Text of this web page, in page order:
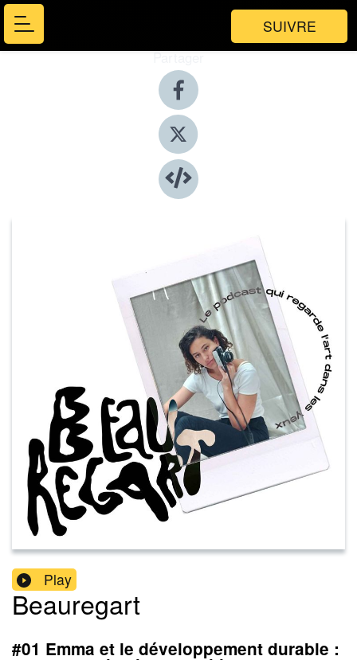
SUIVRE
Partager
Play
Beauregart
#01 Emma et le développement durable :